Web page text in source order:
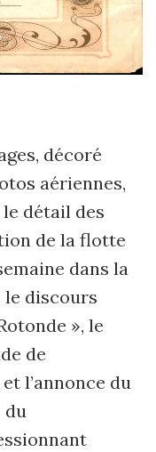
décoré
aériennes,
détail des
de la flotte
dans la
le discours
», le
de
l’annonce du
du